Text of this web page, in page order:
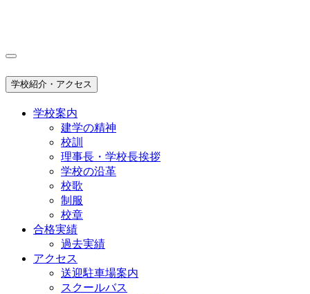
学校紹介・アクセス
学校案内
建学の精神
校訓
理事長・学校長挨拶
学校の沿革
校歌
制服
校章
合格実績
過去実績
アクセス
送迎駐車場案内
スクールバス